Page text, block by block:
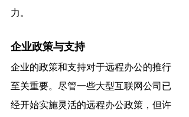
力。
企业政策与支持
企业的政策和支持对于远程办公的推行
至关重要。尽管一些大型互联网公司已
经开始实施灵活的远程办公政策，但许